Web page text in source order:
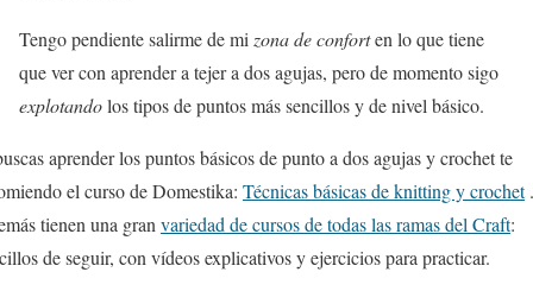
Tengo pendiente salirme de mi zona de conforten lo que tiene
que ver con aprender a tejer a dos agujas, pero de momento sigo
explotandolos tipos de puntos más sencillos y de nivel básico.
aprender los puntos básicos de punto a dos agujas y crochet te
el curso de Domestika: Técnicas básicas de knitting y crochet.
tienen una gran variedad de cursos de todas las ramas del Craft:
de seguir, con vídeos explicativos y ejercicios para practicar.